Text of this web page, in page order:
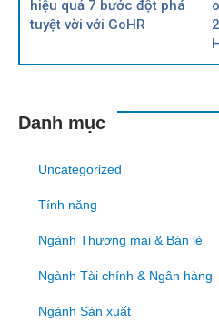
hiệu quả 7 bước đột phá
tuyệt vời với GoHR
Danh mục
Uncategorized
Tính năng
Ngành Thương mại & Bán lẻ
Ngành Tài chính & Ngân hàng
Ngành Sản xuất